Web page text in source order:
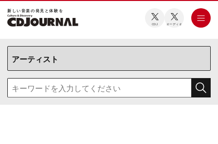
新しい⾳楽の発⾒と体験を
CDJ オーディオ